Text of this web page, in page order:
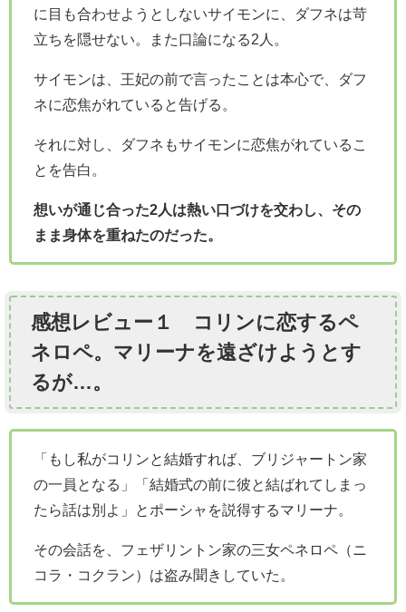
に目も合わせようとしないサイモンに、ダフネは苛
立ちを隠せない。また口論になる2人。
サイモンは、王妃の前で言ったことは本心で、ダフ
ネに恋焦がれていると告げる。
それに対し、ダフネもサイモンに恋焦がれているこ
とを告白。
想いが通じ合った2人は熱い口づけを交わし、その
まま身体を重ねたのだった。
感想レビュー１ コリンに恋するペ
ネロペ。マリーナを遠ざけようとす
るが…。
「もし私がコリンと結婚すれば、ブリジャートン家
の一員となる」「結婚式の前に彼と結ばれてしまっ
たら話は別よ」とポーシャを説得するマリーナ。
その会話を、フェザリントン家の三女ペネロペ（ニ
コラ・コクラン）は盗み聞きしていた。